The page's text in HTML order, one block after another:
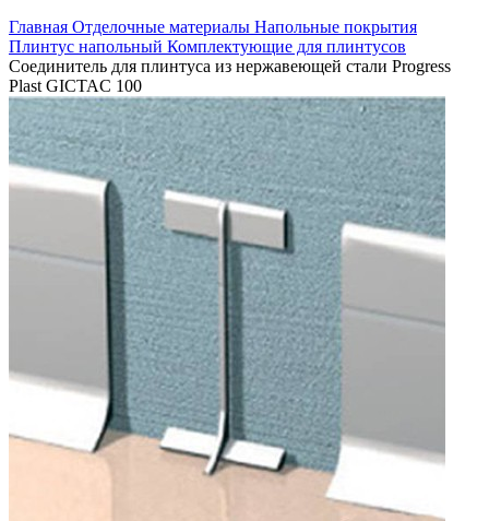
Главная Отделочные материалы Напольные покрытия
Плинтус напольный Комплектующие для плинтусов
Соединитель для плинтуса из нержавеющей стали Progress
Plast GICTAC 100